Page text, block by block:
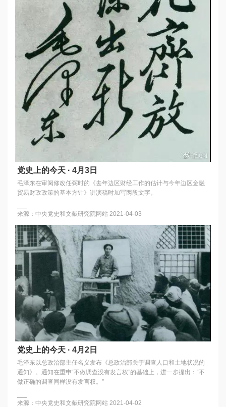
党史上的今天 · 4月3日
毛泽东在审阅修改任弼时的《去年边区财经工作的估计与今年边区金融
贸易财政政策的基本方针》讲演稿时加写两段文字。
来源：中央党史和文献研究院网站 2021-04-03
党史上的今天 · 4月2日
毛泽东以总政治部主任名义发布《总政治部关于调查人口和土地状况的
通知》。通知在重申“不做调查没有发言权”的基础上，进一步提出：“不
做正确的调查同样没有发言权。”
来源：中央党史和文献研究院网站 2021-04-02